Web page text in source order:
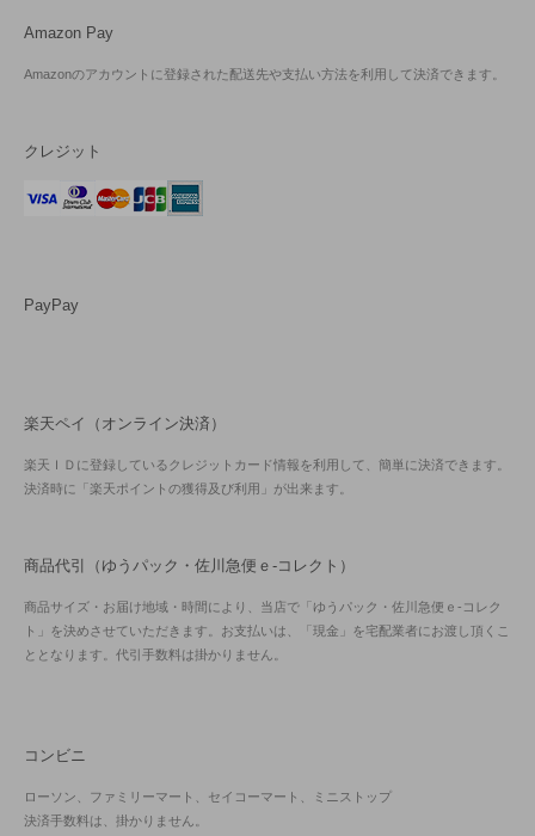
Amazon Pay
Amazonのアカウントに登録された配送先や支払い方法を利用して決済できます。
クレジット
PayPay
楽天ペイ（オンライン決済）
楽天ＩＤに登録しているクレジットカード情報を利用して、簡単に決済できます。
決済時に「楽天ポイントの獲得及び利用」が出来ます。
商品代引（ゆうパック・佐川急便ｅ-コレクト）
商品サイズ・お届け地域・時間により、当店で「ゆうパック・佐川急便ｅ-コレク
ト」を決めさせていただきます。お支払いは、「現金」を宅配業者にお渡し頂くこ
ととなります。代引手数料は掛かりません。
コンビニ
ローソン、ファミリーマート、セイコーマート、ミニストップ
決済手数料は、掛かりません。